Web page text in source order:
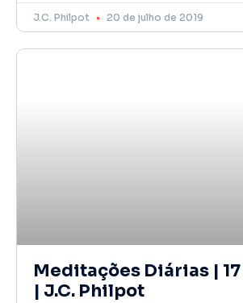
J.C. Philpot 20 de julho de 2019
Meditações Diárias |
| J.C. Philpot